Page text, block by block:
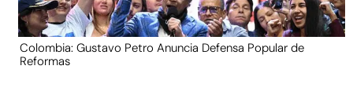
Colombia: Gustavo Petro Anuncia Defensa Popular de
Reformas